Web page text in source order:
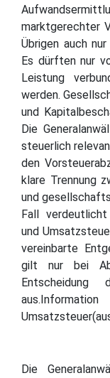
marktgerechter
Übrigen auch
Es dürften nur
Leistung
werden.
und
Die
steuerlich
den
klare Trennung
und
Fall
und
vereinbarte
gilt nur bei
Die